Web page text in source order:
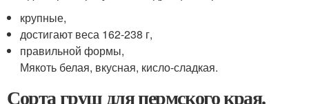
крупные,
достигают веса 162-238 г,
правильной формы,
Мякоть белая, вкусная, кисло-сладкая.
Сорта груш для пермского края.